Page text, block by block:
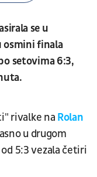
se u
osmini finala
setovima 6:3,
rivalke na Rolan
u drugom
5:3 vezala četiri